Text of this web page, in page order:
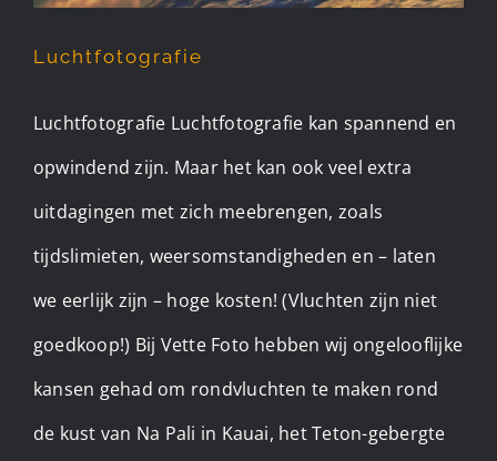
Luchtfotografie
Luchtfotografie Luchtfotografie kan spannend en
opwindend zijn. Maar het kan ook veel extra
uitdagingen met zich meebrengen, zoals
tijdslimieten, weersomstandigheden en – laten
we eerlijk zijn – hoge kosten! (Vluchten zijn niet
goedkoop!) Bij Vette Foto hebben wij ongelooflijke
kansen gehad om rondvluchten te maken rond
de kust van Na Pali in Kauai, het Teton-gebergte